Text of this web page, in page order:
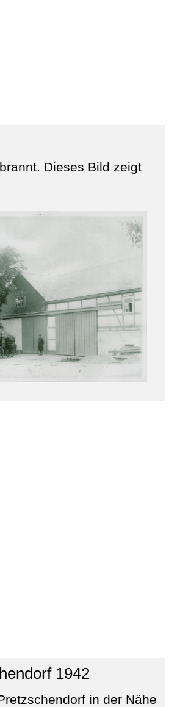
Dieses Bild zeigt
1942
in der Nähe